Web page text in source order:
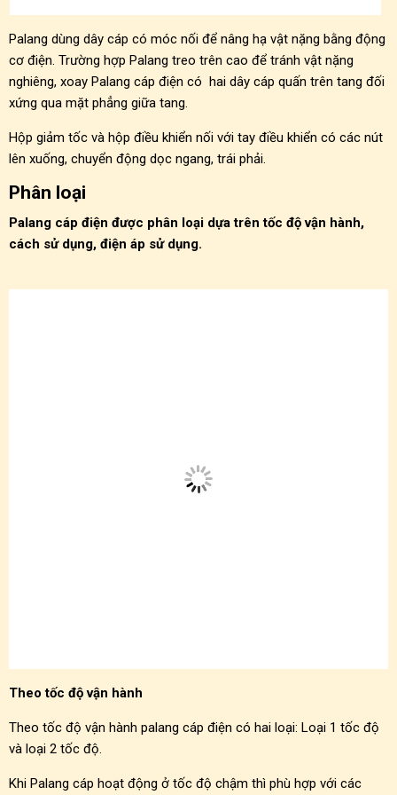
Palang dùng dây cáp có móc nối để nâng hạ vật nặng bằng động
cơ điện. Trường hợp Palang treo trên cao để tránh vật nặng
nghiêng, xoay Palang cáp điện có hai dây cáp quấn trên tang đối
xứng qua mặt phẳng giữa tang.
Hộp giảm tốc và hộp điều khiển nối với tay điều khiển có các nút
lên xuống, chuyển động dọc ngang, trái phải.
Phân loại
Palang cáp điện được phân loại dựa trên tốc độ vận hành,
cách sử dụng, điện áp sử dụng.
Theo tốc độ vận hành
Theo tốc độ vận hành palang cáp điện có hai loại: Loại 1 tốc độ
và loại 2 tốc độ.
Khi Palang cáp hoạt động ở tốc độ chậm thì phù hợp với các